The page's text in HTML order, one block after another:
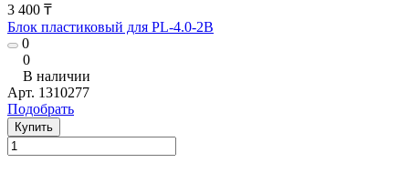
3 400 ₸
Блок пластиковый для PL-4.0-2B
0
0
В наличии
Арт. 1310277
Подобрать
Купить